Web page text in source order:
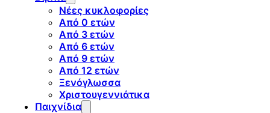
Νέες κυκλοφορίες
Από 0 ετών
Από 3 ετών
Από 6 ετών
Από 9 ετών
Από 12 ετών
Ξενόγλωσσα
Χριστουγεννιάτικα
Παιχνίδια